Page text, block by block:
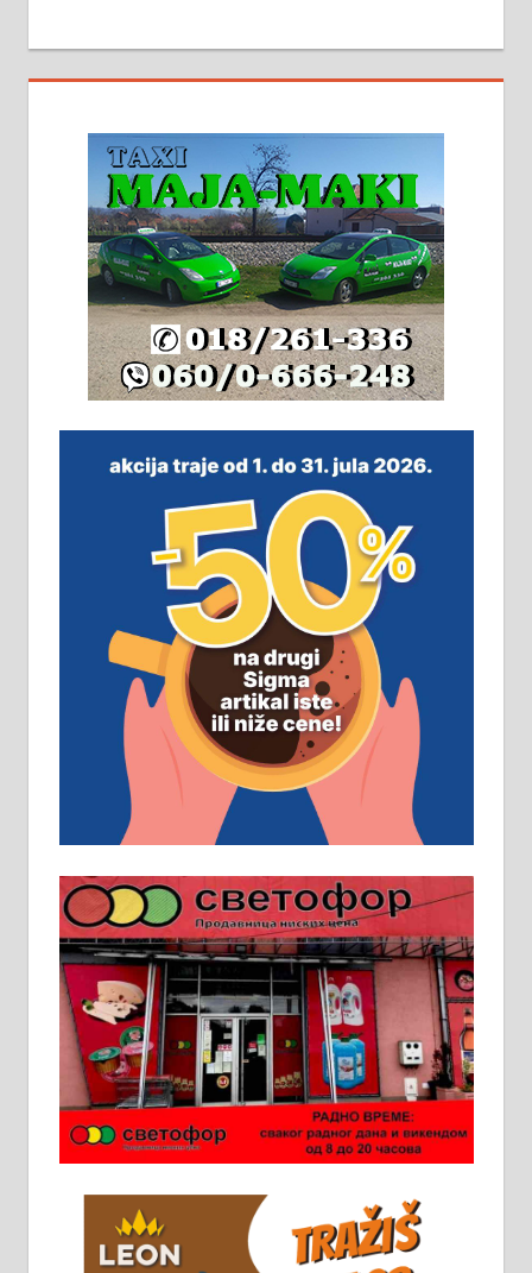
стамбене целине једна уз другу.
2х150м2, две гараже, централно
грејање на гас и дрва. Две
адресе. 063/71-74-023
Издајем комплетно опремљену
халу на Житковачком путу, на
плацу површине око 7 ари.
064/321-80-51; 063/102-35-25
м2 са плацем од 8 ари у Зеленом
виру у Алексинцу. Могућа
замена. 064/21-63-584
ПОСЛОВНИ ОГЛАСИ
Рудник и флотација Рудник
д.о.о. Рудник запошљава 20
помоћника рудара. Услови:
Основна школа, пожељно радно
искуство на истим и сличним
пословима, али не и неопходан
услов. Обезбеђен смештај,
превоз, исхрана. 032/57-41-122 –
локал 22
Пружам услуге завршних радова
у грађевини, хидроизолације и
молерских радова. 061/25-28-058
Ало таксију потребан возач са Б
категоријом. 064/02-85-511
Потребна два радника за рад на
стоваришту „Липа промет” у
информација доћи лично на
стовариште у улици Максима
Горког 26 сваког радног дана од
8 до 15 часова. 063/465-045